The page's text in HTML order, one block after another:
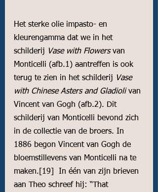
Het sterke olie impasto- en
kleurengamma dat we in het
schilderij Vase with Flowers van
Monticelli (afb.1) aantreffen is ook
terug te zien in het schilderij Vase
with Chinese Asters and Gladioli van
Vincent van Gogh (afb.2). Dit
schilderij van Monticelli bevond zich
in de collectie van de broers. In
1886 begon Vincent van Gogh de
bloemstillevens van Monticelli na te
maken. [19]
  In één van zijn brieven
aan Theo schreef hij: “That